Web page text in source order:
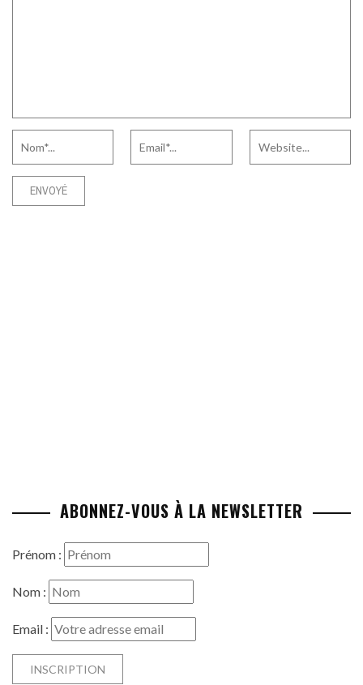
ABONNEZ-VOUS À LA NEWSLETTER
Prénom :
Nom :
Email :